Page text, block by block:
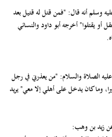
وسلم أنه قال: "فمن قتل له قتيل بعد
أو يقتلوا" أخرجه أبو داود والنسائي
الصلاة والسلام: "من يعذرني في رجل
وما كان يدخل على أهلي إلا معي" يريد
زيد بن وهب: